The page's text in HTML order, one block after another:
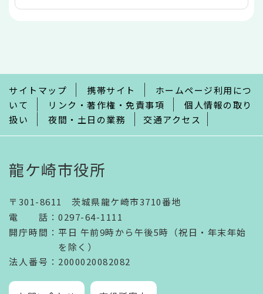
で
サイトマップ 携帯サイト
ホームページ利用につ
いて
リンク・著作権・免責事項
個人情報の取り
扱い
夜間・土日の業務 交通アクセス
龍ケ崎市役所
〒301-8611 茨城県龍ケ崎市3710番地
電話 ： 0297-64-1111
開庁時間 ： 平日 午前9時から午後5時（祝日・年末年始
を除く）
法人番号 ：2000020082082